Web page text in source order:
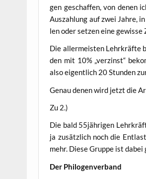
gen geschaf­fen, von denen
Aus­zah­lung auf zwei Jah­re,
len oder set­zen eine gewis­se
Die aller­meis­ten Lehr­kräf­te
den mit 10% „ver­zinst“
also eigent­lich 20 Stun­den
Genau denen wird jetzt die
Zu 2.)
Die bald 55jährigen
ja zusätz­lich noch die
mehr. Die­se Grup­pe ist
Der Phi­lo­gen­ver­band